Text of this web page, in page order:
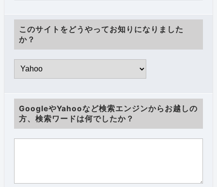
このサイトをどうやってお知りになりました
か？
GoogleやYahooなど検索エンジンからお越しの
方、検索ワードは何でしたか？